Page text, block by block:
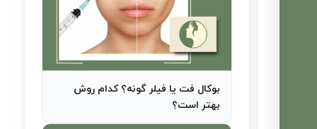
بوکال فت یا فیلر گونه؟ کدام روش
بهتر است؟